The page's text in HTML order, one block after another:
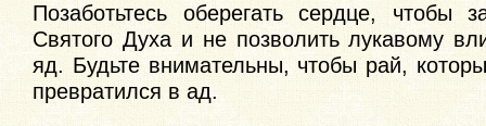
Позаботьтесь оберегать сердце, чтобы
Святого Духа и не позволить лукавому
яд. Будьте внимательны, чтобы рай,
превратился в ад.